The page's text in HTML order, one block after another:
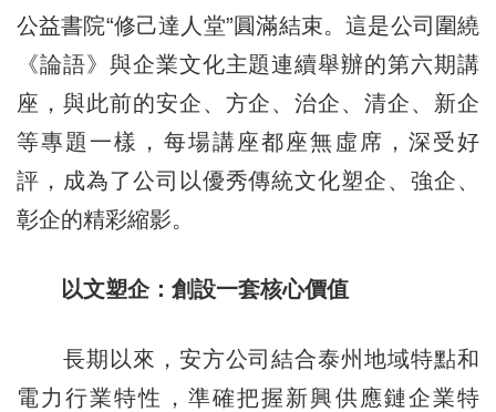
公益書院“修己達人堂”圓滿結束。這是公司圍繞
《論語》與企業文化主題連續舉辦的第六期講
座，與此前的安企、方企、治企、清企、新企
等專題一樣，每場講座都座無虛席，深受好
評，成為了公司以優秀傳統文化塑企、強企、
彰企的精彩縮影。
以文塑企：創設一套核心價值
長期以來，安方公司結合泰州地域特點和
電力行業特性，準確把握新興供應鏈企業特